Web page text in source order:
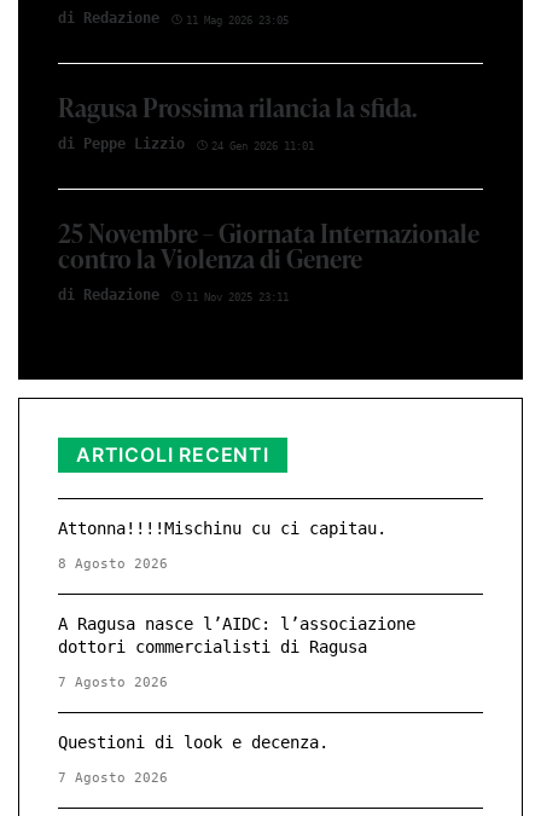
di Red­azio­ne 11 Mag 2026 23:05
Ragusa Prossima rilancia la sfida.
di Peppe Li­z­zio 24 Gen 2026 11:01
25 Novembre – Giornata Internazionale
contro la Violenza di Genere
di Red­azio­ne 11 Nov 2025 23:11
ARTICOLI RECENTI
Attonna!!!!Mischinu cu ci capitau.
8 Agosto 2026
A Ragusa nasce l’AIDC: l’associazione
dottori commercialisti di Ragusa
7 Agosto 2026
Questioni di look e decenza.
7 Agosto 2026